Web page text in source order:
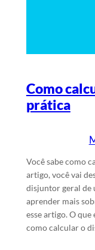
Como
prática
Você sabe como
artigo, você vai
disjuntor geral de
aprender mais
esse artigo. O
como calcular o